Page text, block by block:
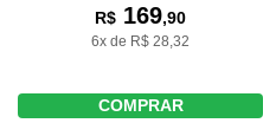
R$ 169,90
6x de R$ 28,32
COMPRAR